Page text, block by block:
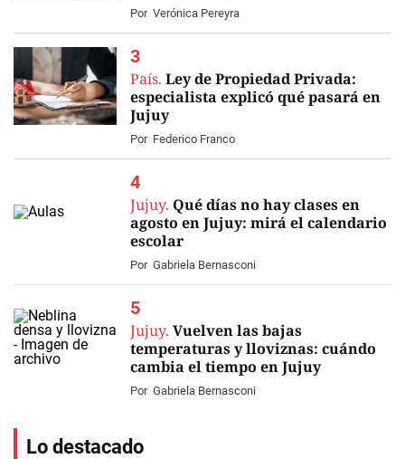
Por Verónica Pereyra
País. Ley de Propiedad Privada:
especialista explicó qué pasará en
Jujuy
Por Federico Franco
Jujuy. Qué días no hay clases en
agosto en Jujuy: mirá el calendario
escolar
Por Gabriela Bernasconi
Jujuy. Vuelven las bajas
temperaturas y lloviznas: cuándo
cambia el tiempo en Jujuy
Por Gabriela Bernasconi
Lo destacado